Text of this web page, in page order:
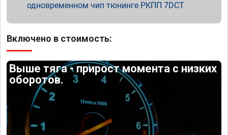
одновременном чип тюнинге РКПП 7DCT
Включено в стоимость:
Выше тяга - прирост момента с низких
оборотов.